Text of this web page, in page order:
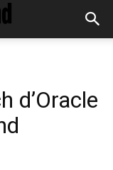
d’Oracle